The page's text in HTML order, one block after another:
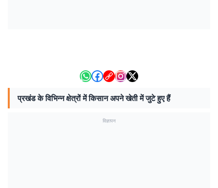
प्रखंड के विभिन्न क्षेत्रों में किसान अपने खेती में जुटे हुए हैं
विज्ञापन